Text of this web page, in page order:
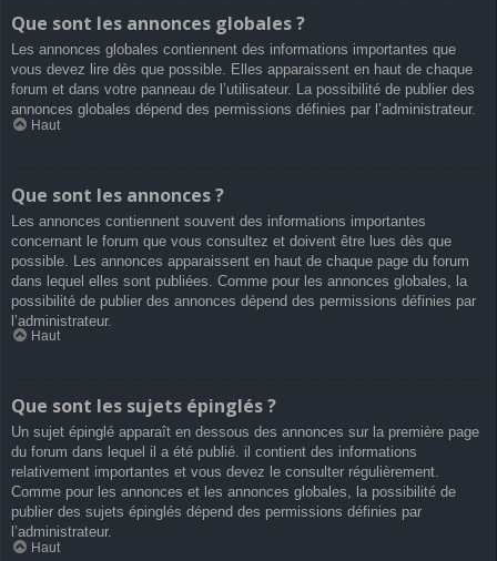
Que sont les annonces globales ?
Les annonces globales contiennent des informations importantes que
vous devez lire dès que possible. Elles apparaissent en haut de chaque
forum et dans votre panneau de l’utilisateur. La possibilité de publier des
annonces globales dépend des permissions définies par l’administrateur.
Haut
Que sont les annonces ?
Les annonces contiennent souvent des informations importantes
concernant le forum que vous consultez et doivent être lues dès que
possible. Les annonces apparaissent en haut de chaque page du forum
dans lequel elles sont publiées. Comme pour les annonces globales, la
possibilité de publier des annonces dépend des permissions définies par
l’administrateur.
Haut
Que sont les sujets épinglés ?
Un sujet épinglé apparaît en dessous des annonces sur la première page
du forum dans lequel il a été publié. il contient des informations
relativement importantes et vous devez le consulter régulièrement.
Comme pour les annonces et les annonces globales, la possibilité de
publier des sujets épinglés dépend des permissions définies par
l’administrateur.
Haut